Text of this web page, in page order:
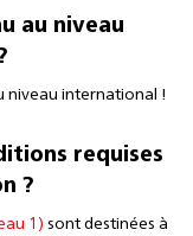
au niveau
niveau international !
requises
?
1) sont destinées à